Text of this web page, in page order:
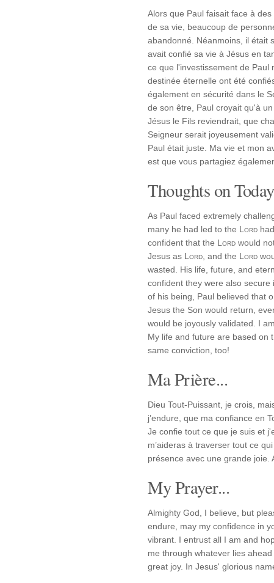
Alors que Paul faisait face à
de sa vie, beaucoup de
abandonné. Néanmoins, il était
avait confié sa vie à Jésus en
ce que l'investissement de Paul
destinée éternelle ont été
également en sécurité dans le
de son être, Paul croyait qu'à
Jésus le Fils reviendrait, que
Seigneur serait joyeusement
Paul était juste. Ma vie et mon
est que vous partagiez
Thoughts on
As Paul faced extremely
many he had led to the Lord
confident that the Lord would
Jesus as Lord , and the Lord
wasted. His life, future, and
confident they were also secure
of his being, Paul believed that
Jesus the Son would return,
would be joyously validated. I
My life and future are based on
same conviction, too!
Ma Prière...
Dieu Tout-Puissant, je crois,
j’endure, que ma confiance en
Je confie tout ce que je suis et
m’aideras à traverser tout ce
présence avec une grande joie.
My Prayer...
Almighty God, I believe, but
endure, may my confidence in
vibrant. I entrust all I am and
me through whatever lies
great joy. In Jesus' glorious